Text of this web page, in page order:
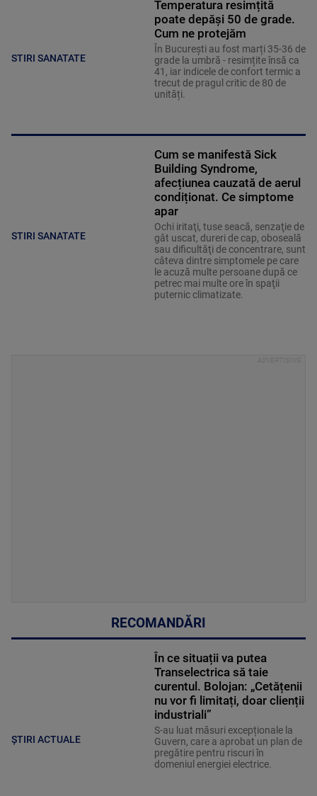
STIRI SANATATE
Temperatura resimțită
poate depăși 50 de grade.
Cum ne protejăm
În București au fost marți 35-36 de
grade la umbră - resimțite însă ca
41, iar indicele de confort termic a
trecut de pragul critic de 80 de
unități.
STIRI SANATATE
Cum se manifestă Sick
Building Syndrome,
afecțiunea cauzată de aerul
condiționat. Ce simptome
apar
Ochi iritaţi, tuse seacă, senzaţie de
gât uscat, dureri de cap, oboseală
sau dificultăţi de concentrare, sunt
câteva dintre simptomele pe care
le acuză multe persoane după ce
petrec mai multe ore în spaţii
puternic climatizate.
RECOMANDĂRI
ȘTIRI ACTUALE
În ce situații va putea
Transelectrica să taie
curentul. Bolojan: „Cetățenii
nu vor fi limitați, doar clienții
industriali”
S-au luat măsuri excepționale la
Guvern, care a aprobat un plan de
pregătire pentru riscuri în
domeniul energiei electrice.